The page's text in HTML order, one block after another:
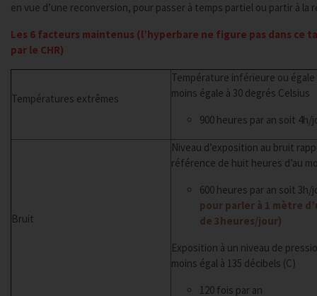
en vue d’une reconversion, pour passer à temps partiel ou partir à
Les 6 facteurs maintenus (l’hyperbare ne figure pas dans ce
par le CHR)
Températures extrêmes
Température inférieure ou égale
moins égale à 30 degrés Celsius
900 heures par an soit 4h/
Bruit
Niveau d’exposition au bruit
référence de huit heures d’au
600 heures par an soit 3h/
pour parler à 1 mètre
de 3heures/jour)
Exposition à un niveau de
moins égal à 135 décibels (C)
120 fois par an